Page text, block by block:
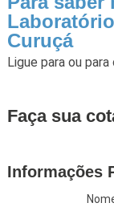
Curuçá
Ligue para ou para
Faça sua
Informações